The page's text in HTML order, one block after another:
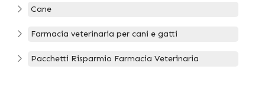
Cane
Farmacia veterinaria per cani e gatti
Pacchetti Risparmio Farmacia Veterinaria